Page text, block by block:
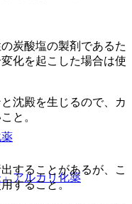
アルカリ化薬
炭酸塩の製剤であるた
化を起こした場合は使
沈殿を生じるので、カ
と。
することがあるが、こ
すること。